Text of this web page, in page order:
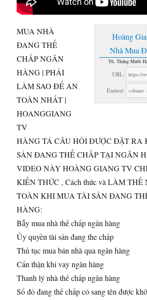
Hoàng
Nhà Mua
T6, Tháng Mười
URL:
Embed:
MUA NHÀ
ĐANG THẾ
CHẤP NGÂN
HÀNG | PHẢI
LÀM SAO ĐỂ AN
TOÀN NHẤT |
HOANGGIANG
TV
HÀNG TÁ CÂUHỎI ĐƯỢC ĐẶT RA
SẢN ĐANG THẾ CHẤP TẠI NGÂN
VIDEO NÀY HOÀNG GIANG TV
KIẾN THỨC , Cách thức và LÀM
TOÀN KHI MUA TÀI SẢN ĐANG
HÀNG:
Bẫy mua nhà thế chấp ngân hàng
Ủy quyền tài sản đang the chấp
Thủ tục mua bán nhà qua ngân hàng
Cẩn thận khi vay ngân hàng
Thanh lý nhà thế chấp ngân hàng
Sổ đỏ đang thế chấp có sang tên được